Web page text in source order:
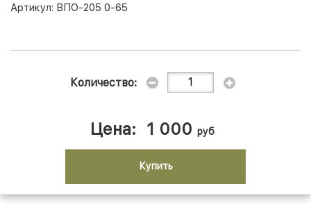
Артикул: ВПО-205 0-65
Количество:
Цена: 1 000 руб
Купить